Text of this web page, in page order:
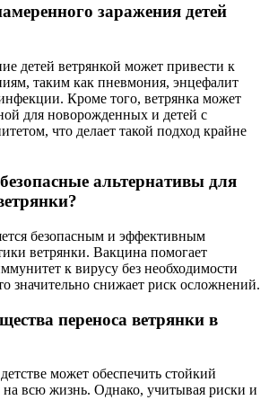
заражения детей
детей ветрянкой может привести к
таким как пневмония, энцефалит
Кроме того, ветрянка может
для новорожденных и детей с
что делает такой подход крайне
альтернативы для
безопасным и эффективным
ветрянки. Вакцина помогает
к вирусу без необходимости
значительно снижает риск осложнений.
переноса ветрянки в
может обеспечить стойкий
всю жизнь. Однако, учитывая риски и